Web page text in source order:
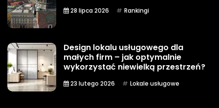
28 lipca 2026 Rankingi
Design lokalu usługowego dla
małych firm – jak optymalnie
wykorzystać niewielką przestrzeń?
23 lutego 2026 Lokale usługowe